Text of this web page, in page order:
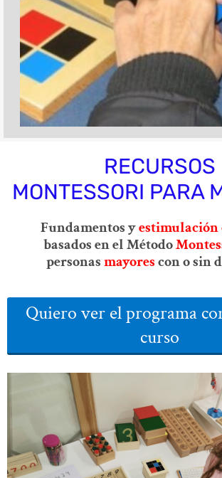
RECURSOS
MONTESSORI PARA
Fundamentos y
basados en el Método
personasmayorescon o sin
Quiero ver el programa
curso